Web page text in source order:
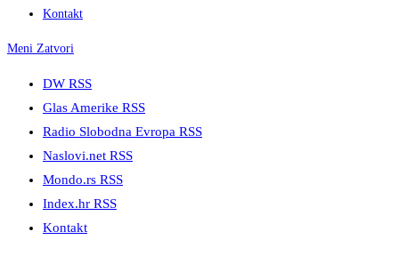
Kontakt
Meni Zatvori
DW RSS
Glas Amerike RSS
Radio Slobodna Evropa RSS
Naslovi.net RSS
Mondo.rs RSS
Index.hr RSS
Kontakt